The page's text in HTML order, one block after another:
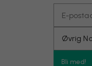
Bli med!